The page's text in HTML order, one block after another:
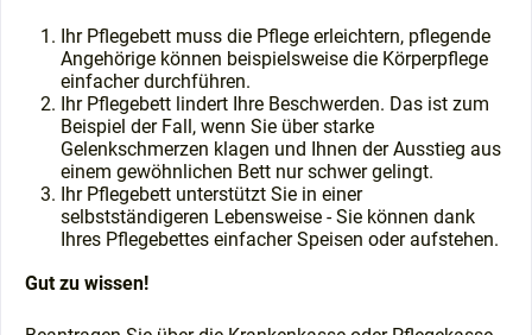
Ihr Pflegebett muss die Pflege erleichtern, pflegende
Angehörige können beispielsweise die Körperpflege
einfacher durchführen.
Ihr Pflegebett lindert Ihre Beschwerden. Das ist zum
Beispiel der Fall, wenn Sie über starke
Gelenkschmerzen klagen und Ihnen der Ausstieg aus
einem gewöhnlichen Bett nur schwer gelingt.
Ihr Pflegebett unterstützt Sie in einer
selbstständigeren Lebensweise - Sie können dank
Ihres Pflegebettes einfacher Speisen oder aufstehen.
Gut zu wissen!